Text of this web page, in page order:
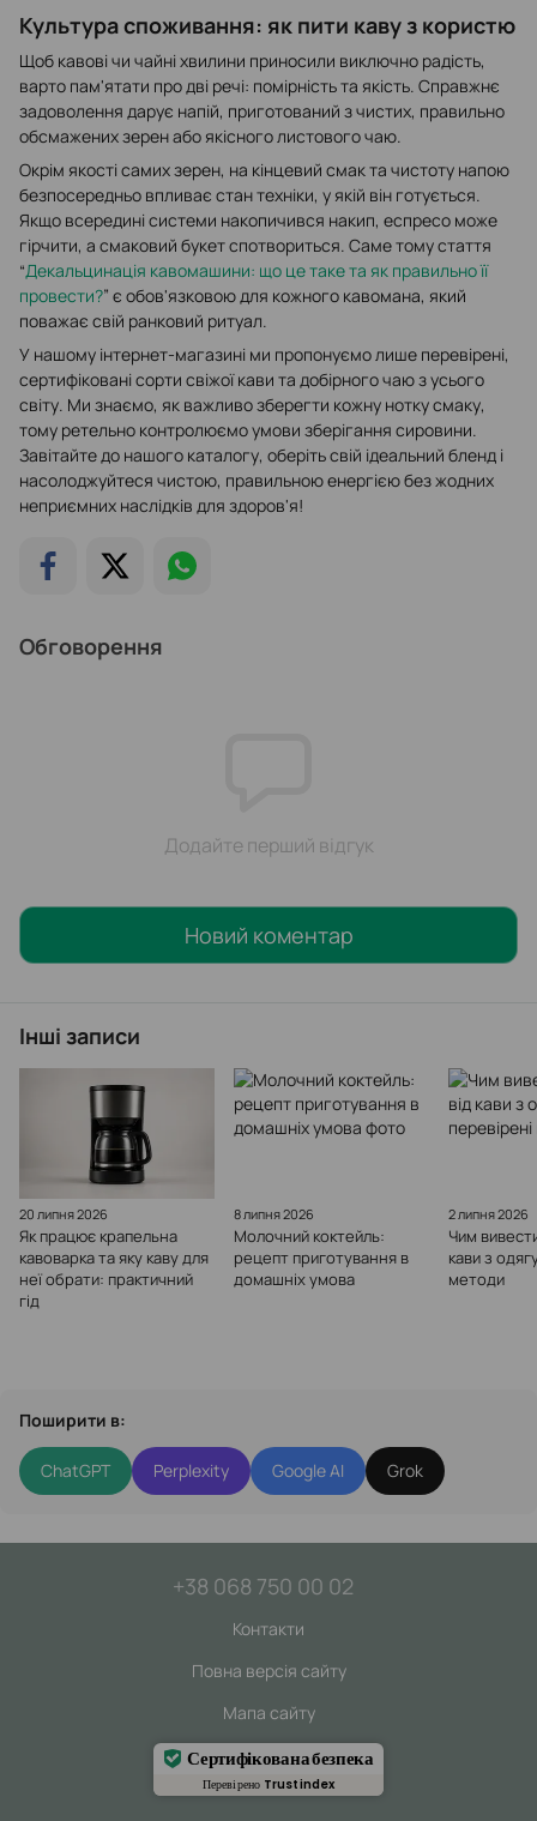
Культура споживання: як пити каву з користю
Щоб кавові чи чайні хвилини приносили виключно радість,
варто пам'ятати про дві речі: помірність та якість. Справжнє
задоволення дарує напій, приготований з чистих, правильно
обсмажених зерен або якісного листового чаю.
Окрім якості самих зерен, на кінцевий смак та чистоту напою
безпосередньо впливає стан техніки, у якій він готується.
Якщо всередині системи накопичився накип, еспресо може
гірчити, а смаковий букет спотвориться. Саме тому стаття
“Декальцинація кавомашини: що це таке та як правильно її
провести?” є обов'язковою для кожного кавомана, який
поважає свій ранковий ритуал.
У нашому інтернет-магазині ми пропонуємо лише перевірені,
сертифіковані сорти свіжої кави та добірного чаю з усього
світу. Ми знаємо, як важливо зберегти кожну нотку смаку,
тому ретельно контролюємо умови зберігання сировини.
Завітайте до нашого каталогу, оберіть свій ідеальний бленд і
насолоджуйтеся чистою, правильною енергією без жодних
неприємних наслідків для здоров'я!
Обговорення
Додайте перший відгук
Новий коментар
Інші записи
20 липня 2026
Як працює крапельна
кавоварка та яку каву для
неї обрати: практичний
гід
8 липня 2026
Молочний коктейль:
рецепт приготування в
домашніх умова
2 липня 2026
Чим
кави з
методи
Поширити в:
ChatGPT Perplexity Google AI Grok
+38 068 750 00 02
Контакти
Повна версія сайту
Мапа сайту
Сертифікована безпека
Перевірено Trustindex